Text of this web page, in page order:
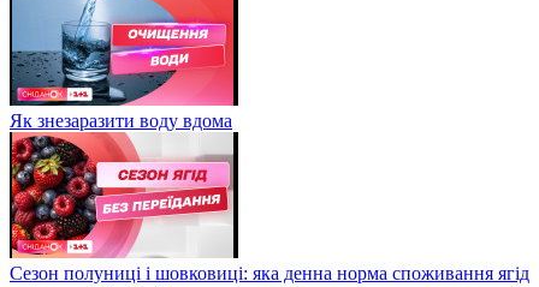
Як знезаразити воду вдома
Сезон полуниці і шовковиці: яка денна норма споживання ягід